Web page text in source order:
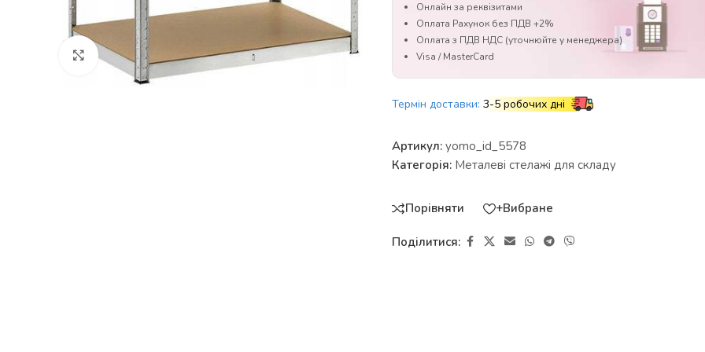
Натисніть, щоб збільшити
Онлайн за реквізитами
Оплата Рахунок без ПДВ +2%
Оплата з ПДВ НДС (уточнюйте у менеджера)
Visa / MasterCard
Термін доставки: 3-5 робочих дні
Артикул: yomo_id_5578
Категорія: Металеві стелажі для складу
Порівняти +Вибране
Поділитися: